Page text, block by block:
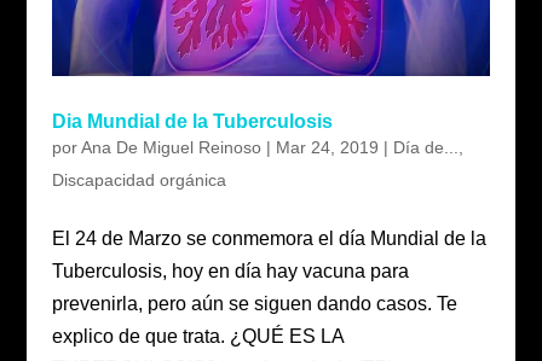
Dia Mundial de la Tuberculosis
porAna De Miguel Reinoso| Mar 24, 2019 | Día de...,
Discapacidad orgánica
El 24 de Marzo se conmemora el día Mundial de la
Tuberculosis, hoy en día hay vacuna para
prevenirla, pero aún se siguen dando casos. Te
explico de que trata. ¿QUÉ ES LA